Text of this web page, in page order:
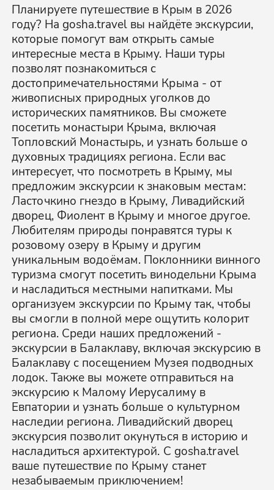
Планируете путешествие в Крым в 2026
году? На gosha.travel вы найдёте экскурсии,
которые помогут вам открыть самые
интересные места в Крыму. Наши туры
позволят познакомиться с
достопримечательностями Крыма - от
живописных природных уголков до
исторических памятников. Вы сможете
посетить монастыри Крыма, включая
Топловский Монастырь, и узнать больше о
духовных традициях региона. Если вас
интересует, что посмотреть в Крыму, мы
предложим экскурсии к знаковым местам:
Ласточкино гнездо в Крыму, Ливадийский
дворец, Фиолент в Крыму и многое другое.
Любителям природы понравятся туры к
розовому озеру в Крыму и другим
уникальным водоёмам. Поклонники винного
туризма смогут посетить винодельни Крыма
и насладиться местными напитками. Мы
организуем экскурсии по Крыму так, чтобы
вы смогли в полной мере ощутить колорит
региона. Среди наших предложений -
экскурсии в Балаклаву, включая экскурсию в
Балаклаву с посещением Музея подводных
лодок. Также вы можете отправиться на
экскурсию к Малому Иерусалиму в
Евпатории и узнать больше о культурном
наследии региона. Ливадийский дворец
экскурсия позволит окунуться в историю и
насладиться архитектурой. С gosha.travel
ваше путешествие по Крыму станет
незабываемым приключением!